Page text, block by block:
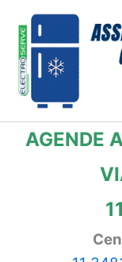
para
conteúdo
AGENDE